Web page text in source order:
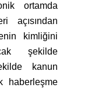
ortamda
açısından
kimliğini
şekilde
kanun
haberleşme